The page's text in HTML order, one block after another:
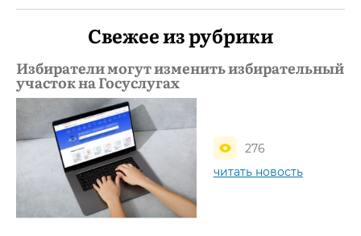
Свежее из рубрики
Избиратели могут изменить избирательный
участок на Госуслугах
276
читать новость